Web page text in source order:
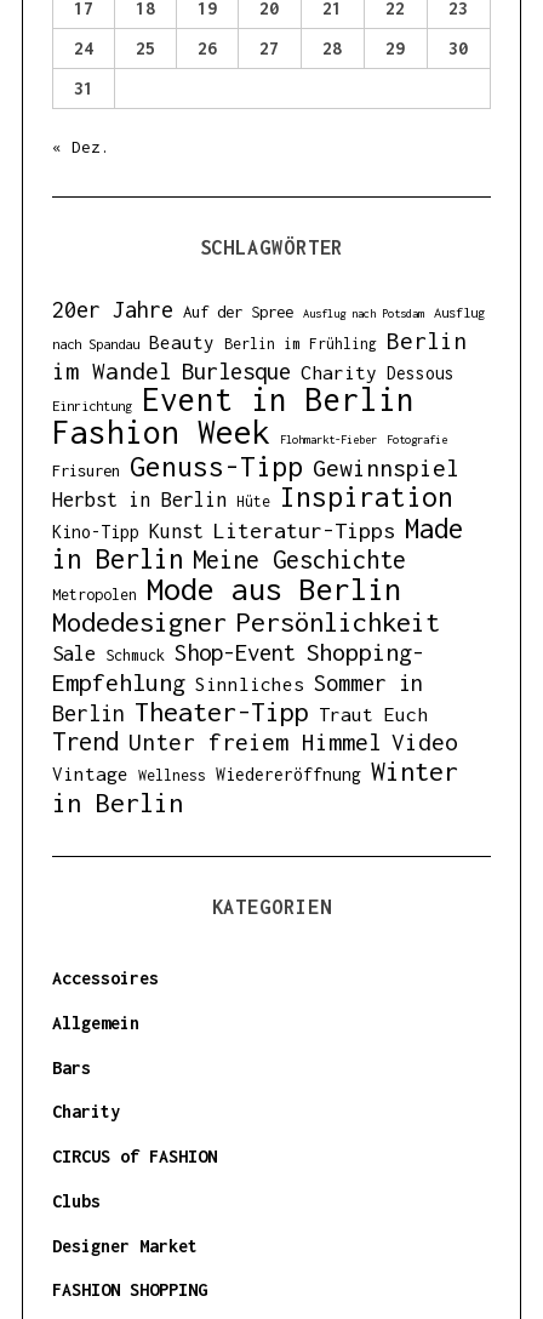
17
18 19 20 21 22
23
24
25 26 27 28 29
30
31
« Dez.
SCHLAGWÖRTER
20er Jahre Auf der Spree Ausflug nach Potsdam
Ausflug
nach Spandau
Beauty Berlin im Frühling
Berlin
im Wandel Burlesque Charity Dessous
Einrichtung
Event in Berlin
Fashion Week
Flohmarkt-Fieber Fotografie
Frisuren Genuss-Tipp Gewinnspiel
Herbst in Berlin Hüte Inspiration
Kino-Tipp Kunst Literatur-Tipps Made
in Berlin Meine Geschichte
Metropolen Mode aus Berlin
Modedesigner Persönlichkeit
Sale Schmuck Shop-Event Shopping-
Empfehlung Sinnliches Sommer in
Berlin Theater-Tipp Traut Euch
Trend Unter freiem Himmel Video
Vintage Wellness Wiedereröffnung Winter
in Berlin
KATEGORIEN
Accessoires
Allgemein
Bars
Charity
CIRCUS of FASHION
Clubs
Designer Market
FASHION SHOPPING